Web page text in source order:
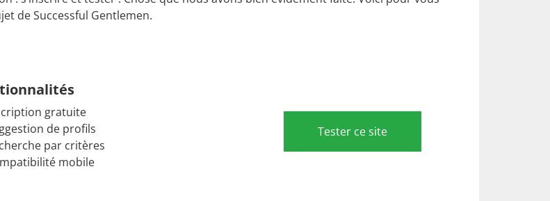
de Successful Gentlemen.
gratuite
de profils
par critères
mobile
Tester ce site